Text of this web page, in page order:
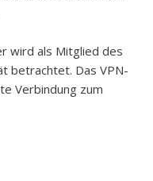
wird als Mitglied des
betrachtet. Das VPN-
Verbindung zum